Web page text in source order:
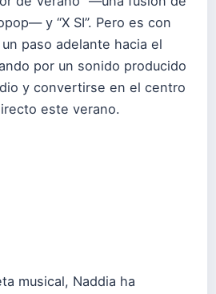
y “X SI”. Pero es con
un paso adelante hacia el
por un sonido producido
y convertirse en el centro
este verano.
musical, Naddia ha